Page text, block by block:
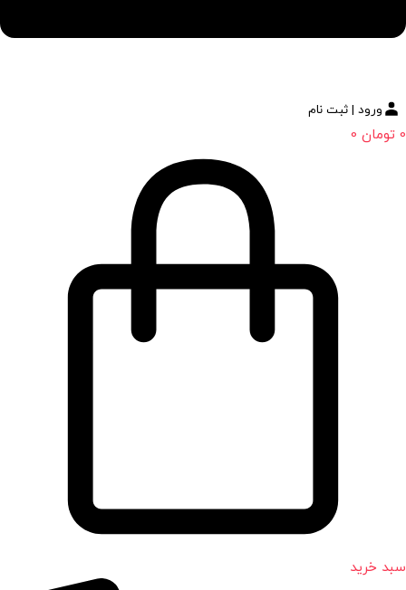
ورود | ثبت نام
0 تومان 0
سبد خرید